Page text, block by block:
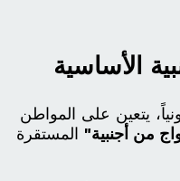
الأساسية
يتعين على المواطن
من أجنبية" المستقرة